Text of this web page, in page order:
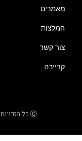
מאמרים
המלצות
צור קשר
קריירה
Ⓒ כל הזכויות שמורות ל-א.נ.י.א פתרונות אנרגיה